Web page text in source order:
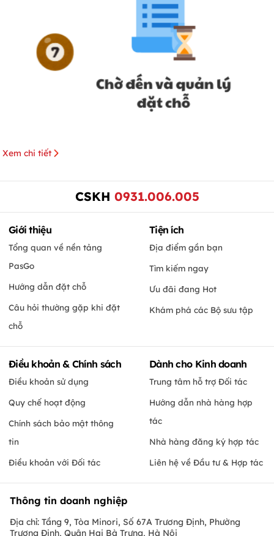
Xem chi tiết
CSKH 0931.006.005
Giới thiệu
Tổng quan về nền tảng
PasGo
Hướng dẫn đặt chỗ
Câu hỏi thường gặp khi đặt
chỗ
Tiện ích
Địa điểm gần bạn
Tìm kiếm ngay
Ưu đãi đang Hot
Khám phá các Bộ sưu tập
Điều khoản & Chính sách
Điều khoản sử dụng
Quy chế hoạt động
Chính sách bảo mật thông
tin
Điều khoản với Đối tác
Dành cho Kinh doanh
Trung tâm hỗ trợ Đối tác
Hướng dẫn nhà hàng hợp
tác
Nhà hàng đăng ký hợp tác
Liên hệ về Đầu tư & Hợp tác
Thông tin doanh nghiệp
Địa chỉ: Tầng 9, Tòa Minori, Số 67A Trương Định, Phường
Trương Định, Quận Hai Bà Trưng, Hà Nội